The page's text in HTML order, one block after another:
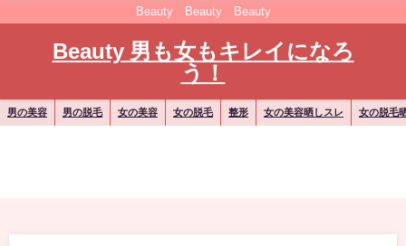
Beauty Beauty Beauty
Beauty 男も女もキレイになろ
う！
男の美容 男の脱毛 女の美容 女の脱毛 整形 女の美容晒しスレ 女の脱毛